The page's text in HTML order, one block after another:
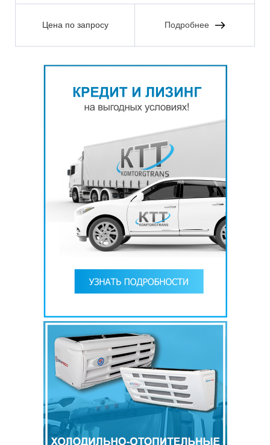
Цена по запросу Подробнее